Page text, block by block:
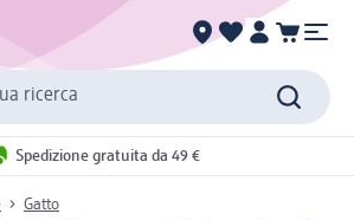
ricerca
Spedizione gratuita da 49 €
Gatto